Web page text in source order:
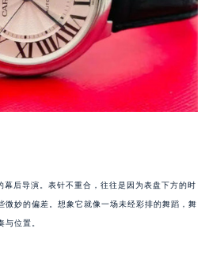
幕后导演。表针不重合，往往是因为表盘下方的时
微妙的偏差。想象它就像一场未经彩排的舞蹈，舞
与位置。